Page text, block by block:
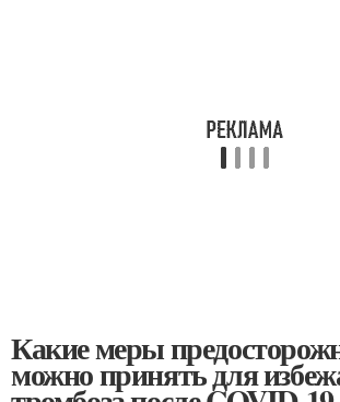
Какие меры
можно принять для